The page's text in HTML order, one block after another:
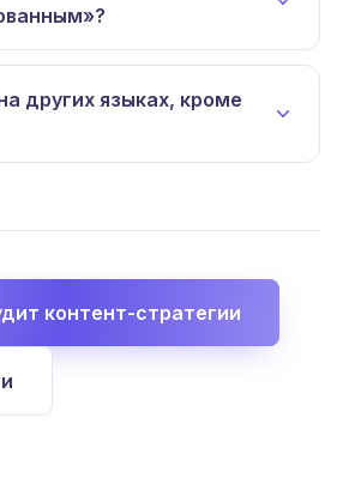
других языках, кроме
контент-стратегии